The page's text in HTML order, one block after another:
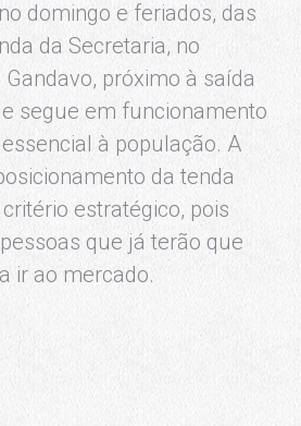
domingo e feriados, das
da Secretaria, no
próximo à saída
segue em funcionamento
à população. A
da tenda
estratégico, pois
que já terão que
ir ao mercado.